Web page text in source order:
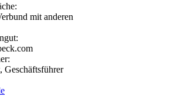
Fläche:
mit anderen
Weingut:
Geschäftsführer